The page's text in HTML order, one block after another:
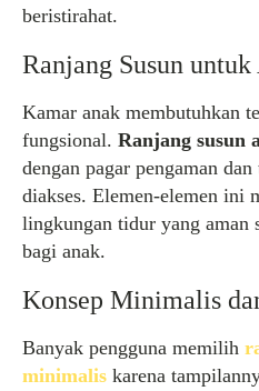
beristirahat.
Ranjang Susun
Kamar anak membutuhkan
fungsional. Ranjang susun
dengan pagar pengaman
diakses. Elemen-elemen ini
lingkungan tidur yang aman
bagi anak.
Konsep Minimalis
Banyak pengguna memilih
minimalis karena